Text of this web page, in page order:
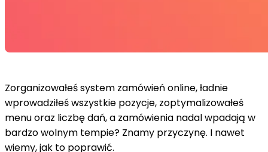
Zorganizowałeś system zamówień online, ładnie
wprowadziłeś wszystkie pozycje, zoptymalizowałeś
menu oraz liczbę dań, a zamówienia nadal wpadają w
bardzo wolnym tempie? Znamy przyczynę. I nawet
wiemy, jak to poprawić.